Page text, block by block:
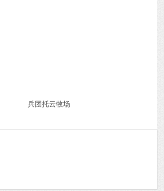
兵团托云牧场